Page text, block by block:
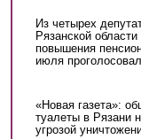
Из четырех
Рязанской области
повышения
июля
«Новая газета»:
туалеты в Рязани
угрозой